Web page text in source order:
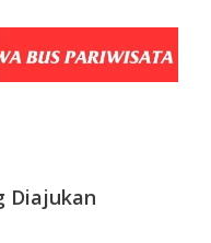
Diajukan